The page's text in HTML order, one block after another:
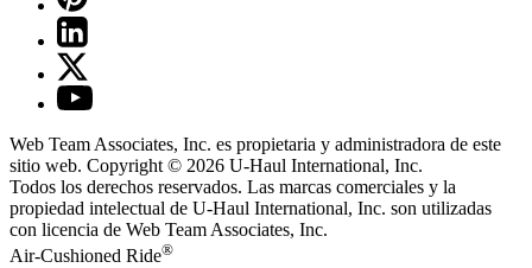
Web Team Associates, Inc. es propietaria y administradora de este
sitio web. Copyright © 2026 U-Haul International, Inc.
Todos los derechos reservados. Las marcas comerciales y la
propiedad intelectual de U-Haul International, Inc. son utilizadas
con licencia de Web Team Associates, Inc.
Air-Cushioned Ride®